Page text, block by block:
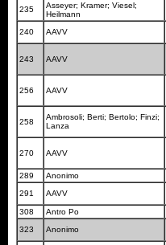
235
Asseyer; Kramer; Viesel;
Heilmann
240 AAVV
243 AAVV
256 AAVV
258
Ambrosoli; Berti; Bertolo; Finzi;
Lanza
270 AAVV
289 Anonimo
291
AAVV
308 Antro Po
323
Anonimo